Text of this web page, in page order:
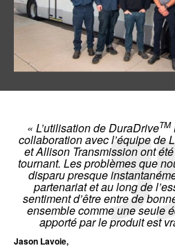
« L’utilisation de DuraDriveTM
collaboration avec l’équipe de
et Allison Transmission ont
tournant. Les problèmes que
disparu presque
partenariat et au long de
sentiment d’être entre de
ensemble comme une seule
apporté par le produit est
Jason Lavoie,